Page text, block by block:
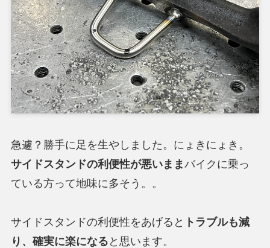
急遽？勝手に足を生やしました。にょきにょき。
サイドスタンドの利便性が悪いままバイクに乗っ
ている方って地味に多そう。。
サイドスタンドの利便性をあげると トラブルも減
り、確実に楽になる と思います。